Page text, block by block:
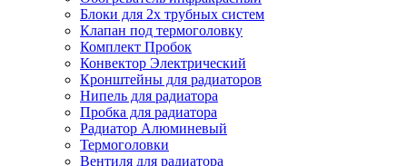
Блоки для 2х трубных систем
Клапан под термоголовку
Комплект Пробок
Конвектор Электрический
Кронштейны для радиаторов
Нипель для радиатора
Пробка для радиатора
Радиатор Алюминевый
Термоголовки
Вентиля для радиатора